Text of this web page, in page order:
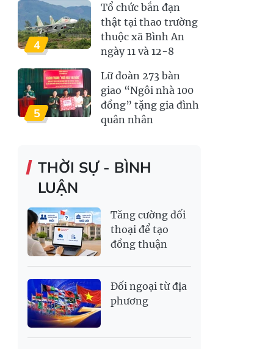
4
Tổ chức bắn đạn
thật tại thao trường
thuộc xã Bình An
ngày 11 và 12-8
5
Lữ đoàn 273 bàn
giao “Ngôi nhà 100
đồng” tặng gia đình
quân nhân
THỜI SỰ - BÌNH
LUẬN
Tăng cường đối
thoại để tạo
đồng thuận
Đối ngoại từ địa
phương